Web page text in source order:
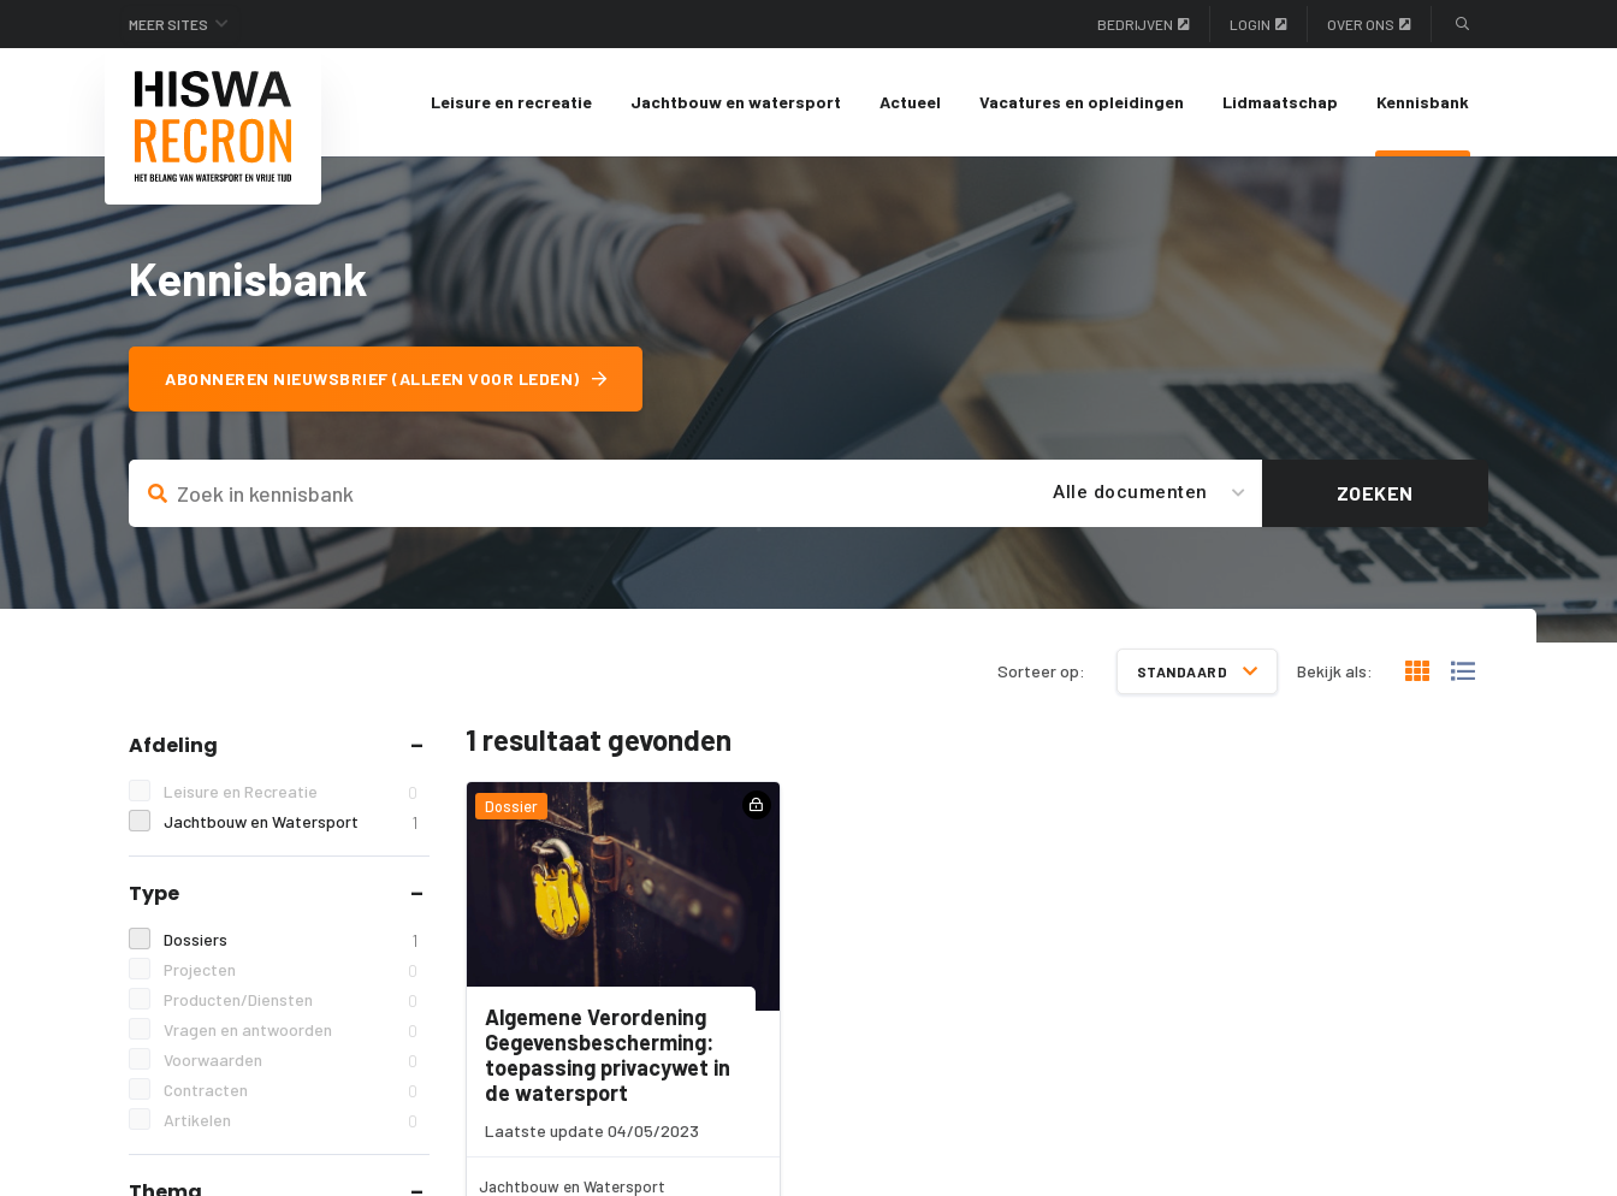
MEER SITES BEDRIJVEN LOGIN OVER ONS
Leisure en recreatie Jachtbouw en watersport Actueel Vacatures en opleidingen Lidmaatschap Kennisbank
Kennisbank
ABONNEREN NIEUWSBRIEF (ALLEEN VOOR LEDEN)
Alle documenten ZOEKEN
Sorteer op: STANDAARD Bekijk als:
Afdeling
Leisure en Recreatie 0
Jachtbouw en Watersport 1
Type
Dossiers 1
Projecten 0
Producten/Diensten 0
Vragen en antwoorden 0
Voorwaarden 0
Contracten 0
Artikelen 0
1 resultaat gevonden
Dossier
Algemene Verordening
Gegevensbescherming:
toepassing privacywet in
de watersport
Laatste update 04/05/2023
Jachtbouw en Watersport